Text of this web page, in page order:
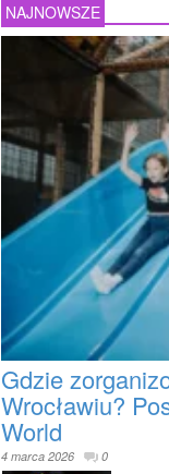
NAJNOWSZE
Gdzie
Wrocławiu?
World
4 marca 2026 0